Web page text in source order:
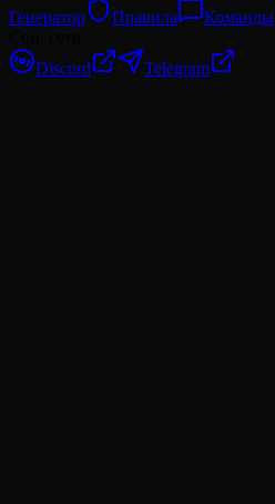
Генератор Правила Команды
Discord
Telegram